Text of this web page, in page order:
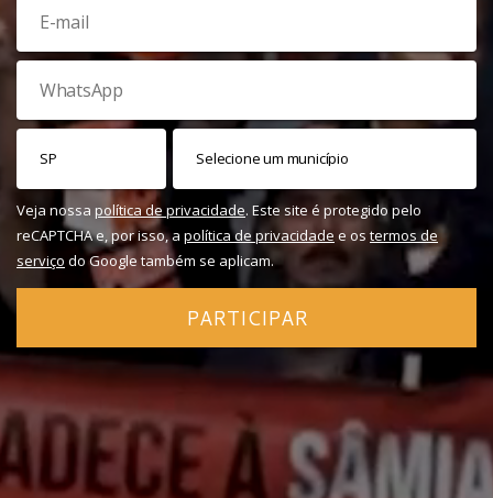
Veja nossa política de privacidade. Este site é protegido pelo
reCAPTCHA e, por isso, a política de privacidade e os termos de
serviço do Google também se aplicam.
PARTICIPAR